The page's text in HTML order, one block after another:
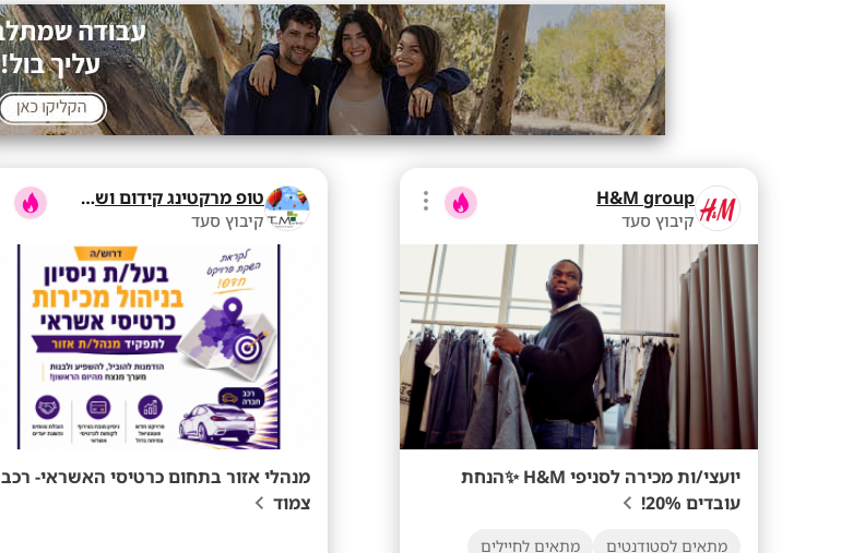
H&M group
קיבוץ סעד
יועצי/ות מכירה לסניפי H&M ✨הנחת
עובדים 20%!
מתאים לסטודנטים מתאים לחיילים
טופ מרקטינג קידום ושיווק בע"מ
קיבוץ סעד
מנהלי אזור בתחום כרטיסי האשראי- רכב
צמוד